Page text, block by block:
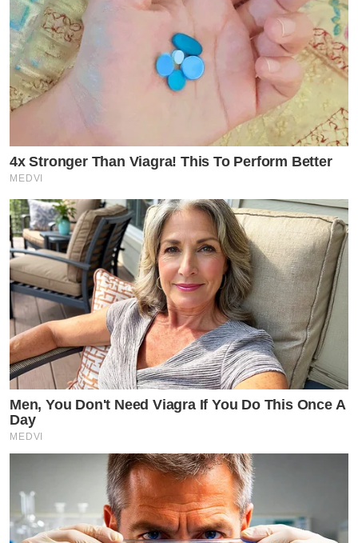
4x Stronger Than Viagra! This To Perform Better
MEDVI
Men, You Don't Need Viagra If You Do This Once A
Day
MEDVI